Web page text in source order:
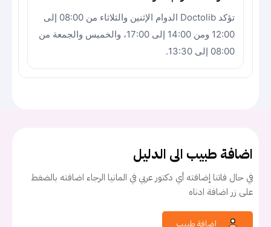
تؤكد Doctolib الدوام الإثنين والثلاثاء من 08:00 إلى
12:00 ومن 14:00 إلى 17:00، والخميس والجمعة من
08:00 إلى 13:30.
اضافة طبيب الى الدليل
في حال فاتنا إضافته أي دكتور عربي في المانيا الرجاء اضافته بالضغط
على زر اضافة ادناه